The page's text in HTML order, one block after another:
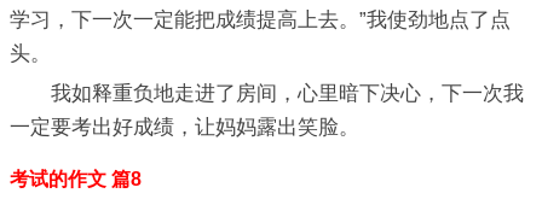
学习，下一次一定能把成绩提高上去。”我使劲地点了点
头。
我如释重负地走进了房间，心里暗下决心，下一次我
一定要考出好成绩，让妈妈露出笑脸。
考试的作文 篇8